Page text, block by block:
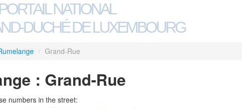
NATIONAL
DUCHÉ DE LUXEMBOURG
/ Grand-Rue
: Grand-Rue
numbers in the street: